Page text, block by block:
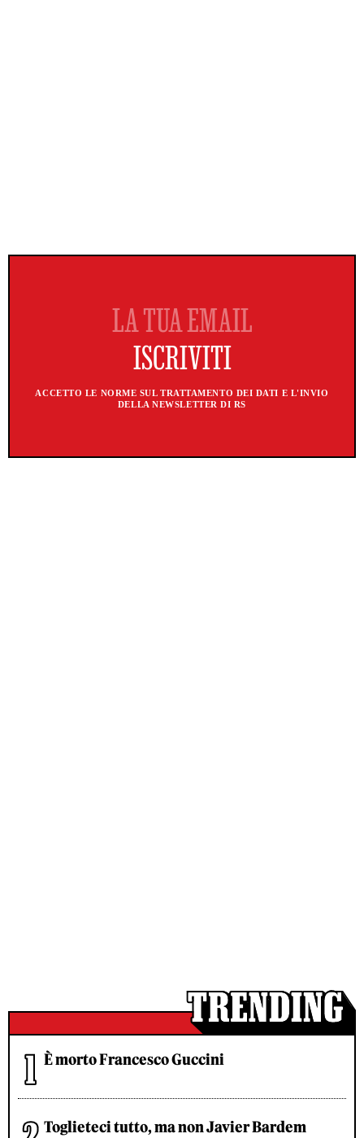
ACCETTO LE NORME SUL TRATTAMENTO DEI DATI E L'INVIO
DELLA NEWSLETTER DI RS
È morto Francesco Guccini
Toglieteci tutto, ma non Javier Bardem